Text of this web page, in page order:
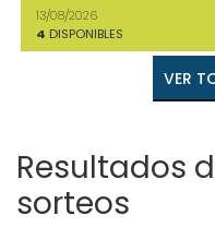
13/08/2026
4 DISPONIBLES
Resultados
sorteos